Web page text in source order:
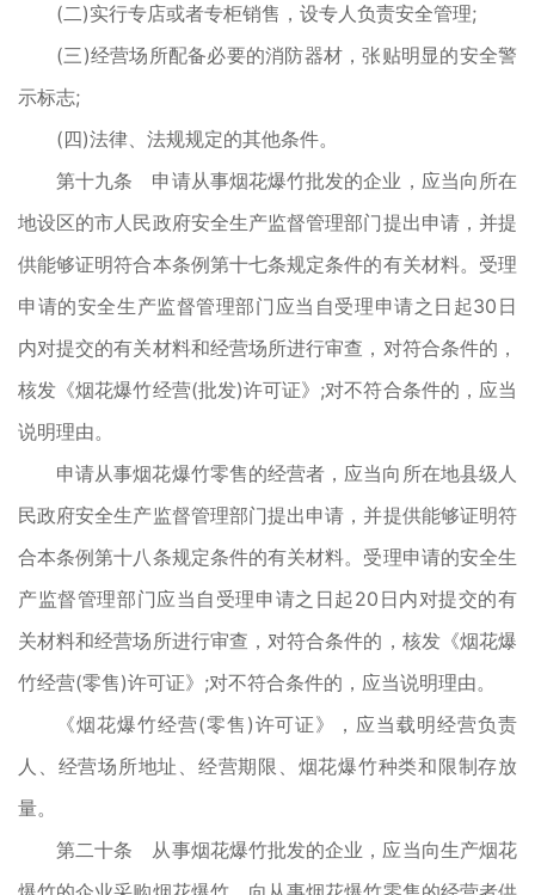
(二)实行专店或者专柜销售，设专人负责安全管理;
(三)经营场所配备必要的消防器材，张贴明显的安全警
示标志;
(四)法律、法规规定的其他条件。
第十九条 申请从事烟花爆竹批发的企业，应当向所在
地设区的市人民政府安全生产监督管理部门提出申请，并提
供能够证明符合本条例第十七条规定条件的有关材料。受理
申请的安全生产监督管理部门应当自受理申请之日起30日
内对提交的有关材料和经营场所进行审查，对符合条件的，
核发《烟花爆竹经营(批发)许可证》;对不符合条件的，应当
说明理由。
申请从事烟花爆竹零售的经营者，应当向所在地县级人
民政府安全生产监督管理部门提出申请，并提供能够证明符
合本条例第十八条规定条件的有关材料。受理申请的安全生
产监督管理部门应当自受理申请之日起20日内对提交的有
关材料和经营场所进行审查，对符合条件的，核发《烟花爆
竹经营(零售)许可证》;对不符合条件的，应当说明理由。
《烟花爆竹经营(零售)许可证》，应当载明经营负责
人、经营场所地址、经营期限、烟花爆竹种类和限制存放
量。
第二十条 从事烟花爆竹批发的企业，应当向生产烟花